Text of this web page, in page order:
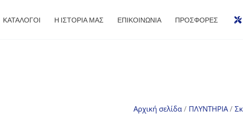
ΚΑΤΑΛΟΓΟΙ Η ΙΣΤΟΡΙΑ ΜΑΣ ΕΠΙΚΟΙΝΩΝΙΑ ΠΡΟΣΦΟΡΈΣ
Αρχική σελίδα/ ΠΛΥΝΤΗΡΙΑ/